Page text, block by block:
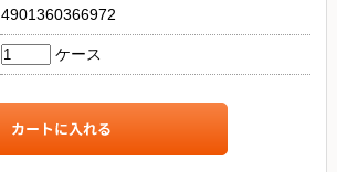
4901360366972
ケース